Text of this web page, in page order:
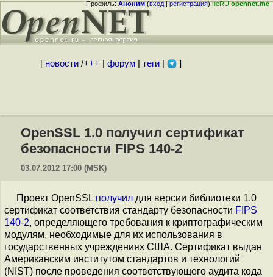
Профиль:Аноним(вход|регистрация)неRUopennet.me
[ новости/+++ форум| теги| ]
OpenSSL 1.0 получил сертификат
безопасности FIPS 140-2
03.07.2012 17:00 (MSK)
Проект OpenSSL получил для версии библиотеки 1.0
сертификат соответствия стандарту безопасности FIPS
140-2, определяющего требования к криптографическим
модулям, необходимые для их использования в
государственных учреждениях США. Сертификат выдан
Американским институтом стандартов и технологий
(NIST) после проведения соответствующего аудита кода